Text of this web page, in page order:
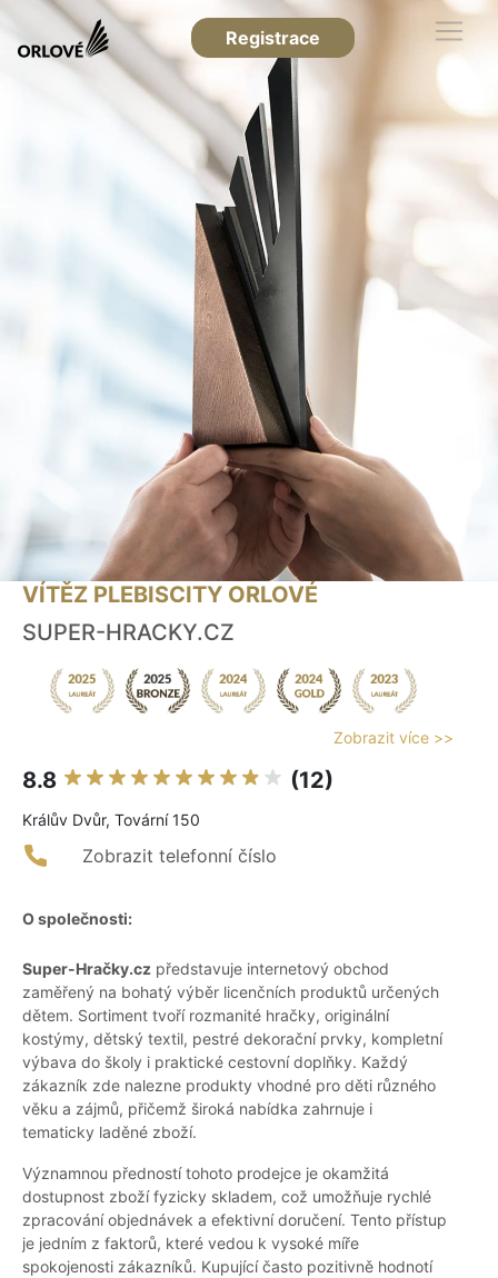
Registrace
VÍTĚZ PLEBISCITY ORLOVÉ
SUPER-HRACKY.CZ
Zobrazit více >>
8.8 (12)
Králův Dvůr, Tovární 150
Zobrazit telefonní číslo
O společnosti:
Super-Hračky.cz představuje internetový obchod
zaměřený na bohatý výběr licenčních produktů určených
dětem. Sortiment tvoří rozmanité hračky, originální
kostýmy, dětský textil, pestré dekorační prvky, kompletní
výbava do školy i praktické cestovní doplňky. Každý
zákazník zde nalezne produkty vhodné pro děti různého
věku a zájmů, přičemž široká nabídka zahrnuje i
tematicky laděné zboží.
Významnou předností tohoto prodejce je okamžitá
dostupnost zboží fyzicky skladem, což umožňuje rychlé
zpracování objednávek a efektivní doručení. Tento přístup
je jedním z faktorů, které vedou k vysoké míře
spokojenosti zákazníků. Kupující často pozitivně hodnotí